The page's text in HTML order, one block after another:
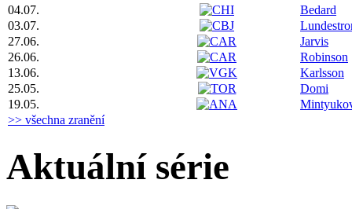
04.07.
Bedard
03.07.
27.06.
Jarvis
26.06.
Robinson
13.06.
Karlsson
25.05.
Domi
19.05.
>> všechna zranění
Aktuální série